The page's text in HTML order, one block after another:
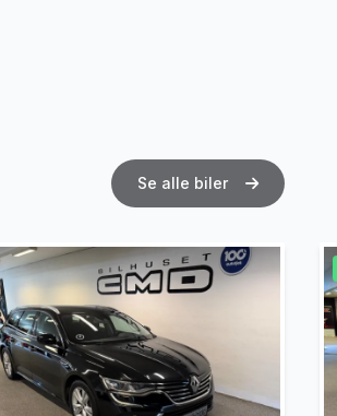
Se alle biler